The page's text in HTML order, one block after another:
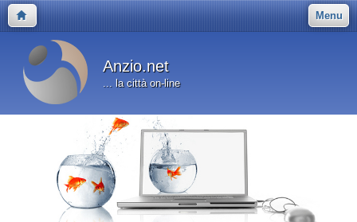
Menu
Anzio.net
... la città on-line